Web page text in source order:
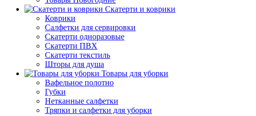
Скатерти и коврики
Коврики
Салфетки для сервировки
Скатерти одноразовые
Скатерти ПВХ
Скатерти текстиль
Шторы для душа
Товары для уборки
Вафельное полотно
Губки
Нетканные салфетки
Тряпки и салфетки для уборки